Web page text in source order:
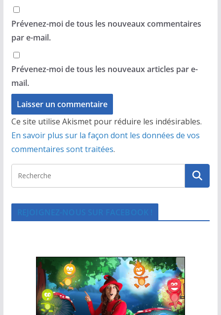
Prévenez-moi de tous les nouveaux commentaires
par e-mail.
Prévenez-moi de tous les nouveaux articles par e-
mail.
Ce site utilise Akismet pour réduire les indésirables.
En savoir plus sur la façon dont les données de vos
commentaires sont traitées.
REJOIGNEZ-NOUS SUR FACEBOOK !